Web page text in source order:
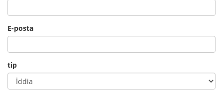
E-posta
tip